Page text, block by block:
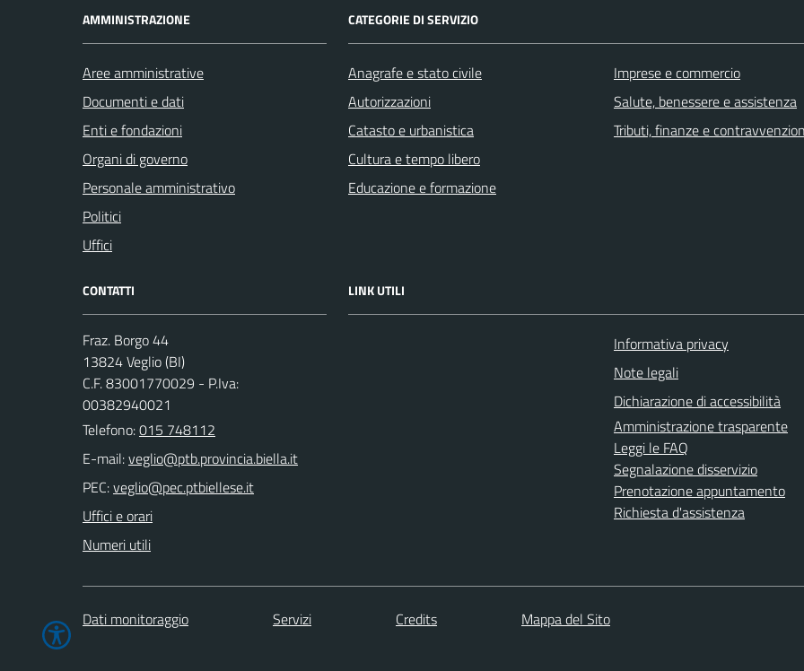
AMMINISTRAZIONE
Aree amministrative
Documenti e dati
Enti e fondazioni
Organi di governo
Personale amministrativo
Politici
Uffici
CATEGORIE DI SERVIZIO
Anagrafe e stato civile
Autorizzazioni
Catasto e urbanistica
Cultura e tempo libero
Educazione e formazione
Imprese e commercio
Salute, benessere e assistenza
Tributi, finanze e
CONTATTI
Fraz. Borgo 44
13824 Veglio (BI)
C.F. 83001770029 - P.Iva:
00382940021
Telefono:015 748112
E-mail:
PEC:
Uffici e orari
Numeri utili
LINK UTILI
Informativa privacy
Note legali
Dichiarazione di accessibilità
Amministrazione trasparente
Leggi le FAQ
Segnalazione disservizio
Prenotazione appuntamento
Richiesta d'assistenza
Dati monitoraggio Servizi Credits Mappa del Sito